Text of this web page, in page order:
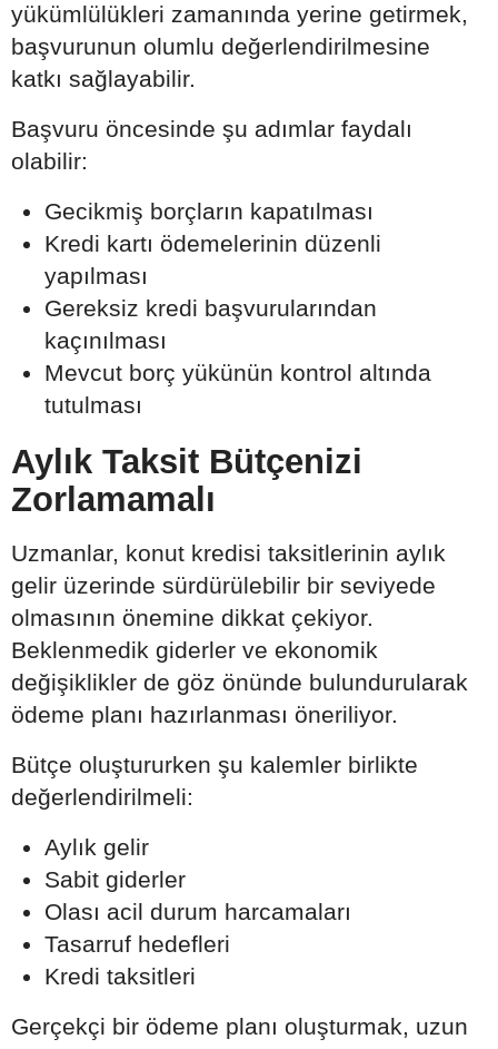
yükümlülükleri zamanında yerine getirmek,
başvurunun olumlu değerlendirilmesine
katkı sağlayabilir.
Başvuru öncesinde şu adımlar faydalı
olabilir:
Gecikmiş borçların kapatılması
Kredi kartı ödemelerinin düzenli
yapılması
Gereksiz kredi başvurularından
kaçınılması
Mevcut borç yükünün kontrol altında
tutulması
Aylık Taksit Bütçenizi
Zorlamamalı
Uzmanlar, konut kredisi taksitlerinin aylık
gelir üzerinde sürdürülebilir bir seviyede
olmasının önemine dikkat çekiyor.
Beklenmedik giderler ve ekonomik
değişiklikler de göz önünde bulundurularak
ödeme planı hazırlanması öneriliyor.
Bütçe oluştururken şu kalemler birlikte
değerlendirilmeli:
Aylık gelir
Sabit giderler
Olası acil durum harcamaları
Tasarruf hedefleri
Kredi taksitleri
Gerçekçi bir ödeme planı oluşturmak, uzun